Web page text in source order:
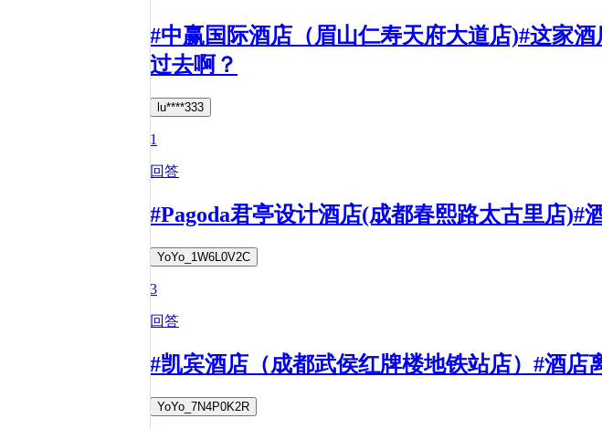
#中赢国际酒店（眉山仁寿天府大道店)#这家
过去啊？
lu****333
1
回答
#Pagoda君亭设计酒店(成都春熙路太古里店
YoYo_1W6L0V2C
3
回答
#凯宾酒店（成都武侯红牌楼地铁站店）#酒店
YoYo_7N4P0K2R